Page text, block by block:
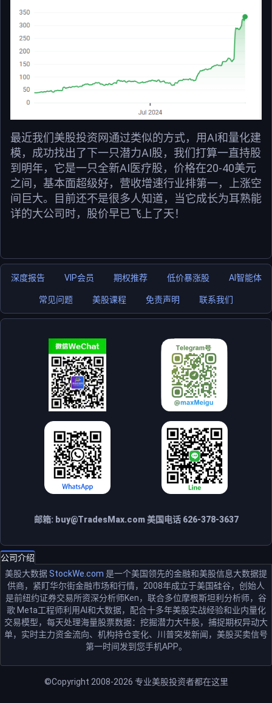
最近我们美股投资网通过类似的方式，用AI和量化建
模，成功找出了下一只潜力AI股，我们打算一直持股
到明年，它是一只全新AI医疗股，价格在20-40美元
之间，基本面超级好，营收增速行业排第一，上涨空
间巨大。目前还不是很多人知道，当它成长为耳熟能
详的大公司时，股价早已飞上了天！
深度报告 VIP会员 期权推荐 低价暴涨股 AI智能体
常见问题 美股课程 免责声明 联系我们
邮箱: buy@TradesMax.com美国电话 626-378-3637
公司介绍
美股大数据StockWe.com 是一个美国领先的金融和美股信息大数据提
供商，紧盯华尔街金融市场和行情，2008年成立于美国硅谷，创始人
是前纽约证券交易所资深分析师Ken，联合多位摩根斯坦利分析师，谷
歌 Meta工程师利用AI和大数据，配合十多年美股实战经验和业内量化
交易模型，每天处理海量股票数据：挖掘潜力大牛股，捕捉期权异动大
单，实时主力资金流向、机构持仓变化、川普突发新闻，美股买卖信号
第一时间发到您手机APP。
©Copyright 2008-2026 专业美股投资者都在这里